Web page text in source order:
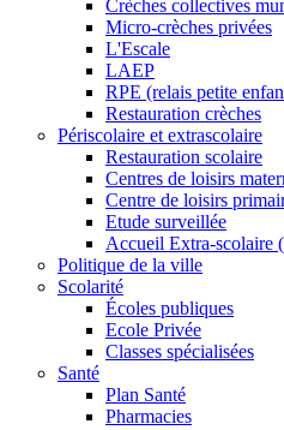
Crèches collectives
Micro-crèches privées
L'Escale
LAEP
RPE (relais petite
Restauration crèches
Périscolaire et extrascolaire
Restauration scolaire
Centres de loisirs
Centre de loisirs
Etude surveillée
Accueil Extra-scolaire
Politique de la ville
Scolarité
Écoles publiques
Ecole Privée
Classes spécialisées
Santé
Plan Santé
Pharmacies